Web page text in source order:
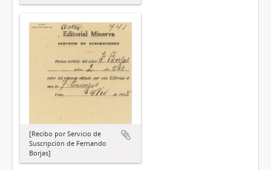
[Recibo por Servicio de
Suscripción de Fernando
Borjas]